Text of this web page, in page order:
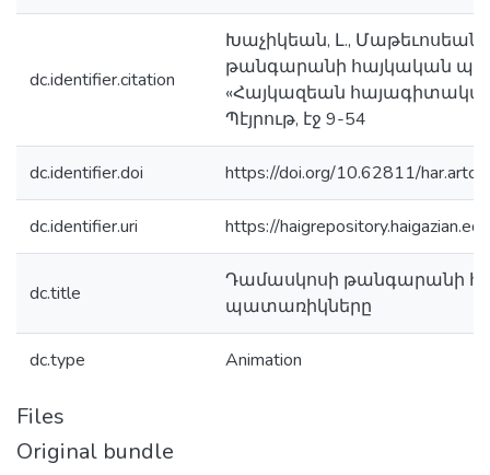
dc.identifier.citation
Խաչիկեան, Լ., Մաթեւոսեան,
թանգարանի հայկական
«Հայկազեան հայագիտական
Պէյրութ, էջ 9-54
dc.identifier.doi https://doi.org/10.62811/
dc.identifier.uri https://
dc.title
Դամասկոսի թանգարանի
պատառիկները
dc.type Animation
Files
Original bundle